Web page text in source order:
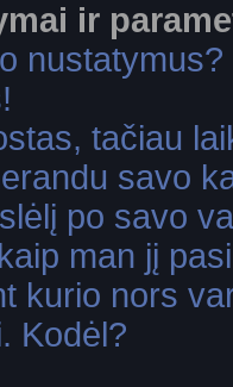
ir
nustatymus?
tačiau
savo
po savo
man jį
kurio nors
Kodėl?